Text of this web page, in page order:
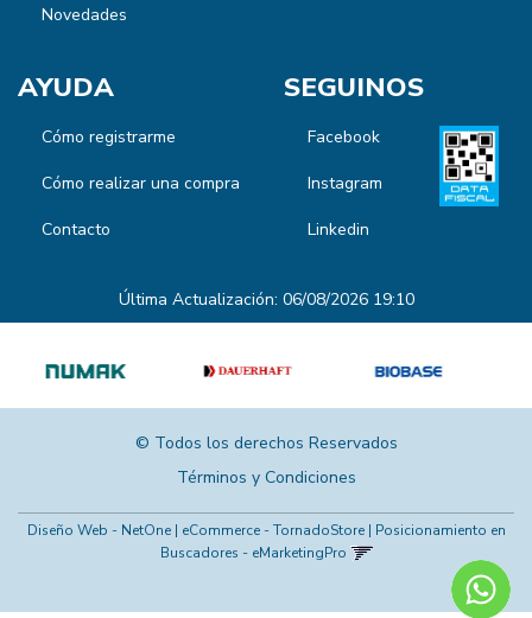
Novedades
AYUDA
Cómo registrarme
Cómo realizar una compra
Contacto
SEGUINOS
Facebook
Instagram
Linkedin
Última Actualización: 06/08/2026 19:10
© Todos los derechos Reservados
Términos y Condiciones
Diseño Web - NetOne| eCommerce - TornadoStore| Posicionamiento en
Buscadores - eMarketingPro